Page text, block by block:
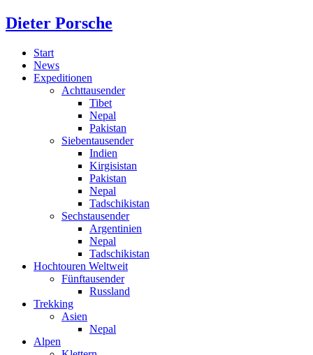
Dieter Porsche
Start
News
Expeditionen
Achttausender
Tibet
Nepal
Pakistan
Siebentausender
Indien
Kirgisistan
Pakistan
Nepal
Tadschikistan
Sechstausender
Argentinien
Nepal
Tadschikistan
Hochtouren Weltweit
Fünftausender
Russland
Trekking
Asien
Nepal
Alpen